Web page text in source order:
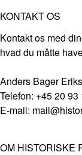
KONTAKT OS
Kontakt os med
hvad du måtte
Anders Bager
Telefon: +45 20 93
E-mail:
OM HISTORISKE